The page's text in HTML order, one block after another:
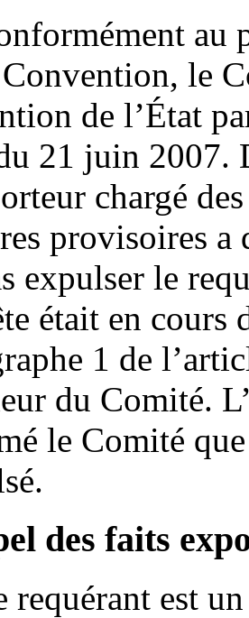
au
le
de l’État
21 juin 2007.
chargé
provisoires a
expulser le
était en cours
1 de
du Comité.
le Comité
des faits
requérant est